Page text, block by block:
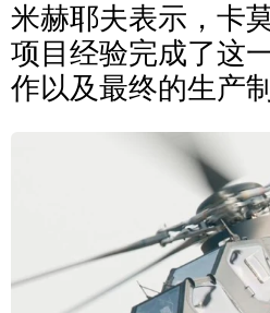
米赫耶夫表示，卡
项目经验完成了这
作以及最终的生产